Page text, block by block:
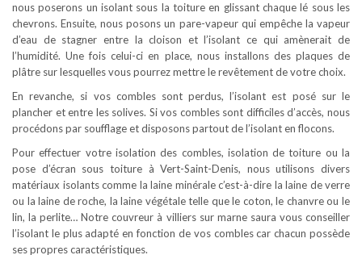
nous poserons un isolant sous la toiture en glissant chaque lé sous les
chevrons. Ensuite, nous posons un pare-vapeur qui empêche la vapeur
d’eau de stagner entre la cloison et l’isolant ce qui amènerait de
l’humidité. Une fois celui-ci en place, nous installons des plaques de
plâtre sur lesquelles vous pourrez mettre le revêtement de votre choix.
En revanche, si vos combles sont perdus, l’isolant est posé sur le
plancher et entre les solives. Si vos combles sont difficiles d’accès, nous
procédons par soufflage et disposons partout de l’isolant en flocons.
Pour effectuer votre isolation des combles, isolation de toiture ou la
pose d’écran sous toiture à Vert-Saint-Denis, nous utilisons divers
matériaux isolants comme la laine minérale c’est-à-dire la laine de verre
ou la laine de roche, la laine végétale telle que le coton, le chanvre ou le
lin, la perlite… Notre couvreur à villiers sur marne saura vous conseiller
l’isolant le plus adapté en fonction de vos combles car chacun possède
ses propres caractéristiques.